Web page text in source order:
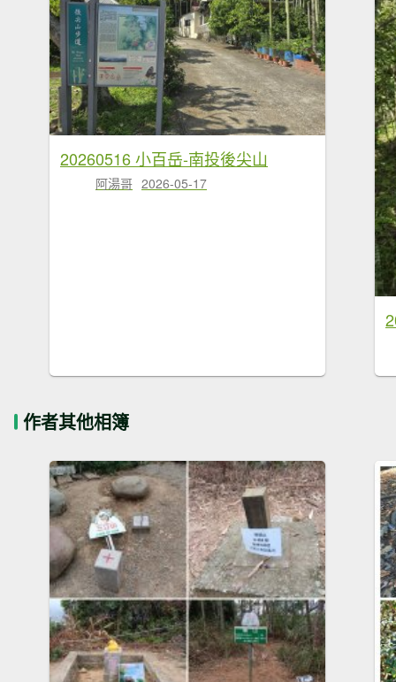
20260516 小百岳-南投後尖山
阿湯哥 2026-05-17
作者其他相簿